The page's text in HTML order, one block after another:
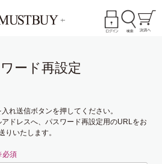
ード再設定
れ送信ボタンを押してください。
ドレスへ、パスワード再設定用のURLをお
りいたします。
須